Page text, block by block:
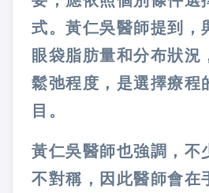
式。黃仁吳醫師提到，
眼袋脂肪量和分布狀況
鬆弛程度，是選擇療程
目。
黃仁吳醫師也強調，不
不對稱，因此醫師會在